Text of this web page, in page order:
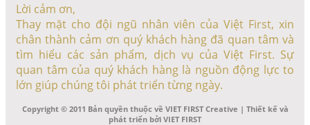
Lời cảm ơn,
Thay mặt cho đội ngũ nhân viên của Việt First, xin
chân thành cảm ơn quý khách hàng đã quan tâm và
tìm hiểu các sản phẩm, dịch vụ của Việt First. Sự
quan tâm của quý khách hàng là nguồn động lực to
lớn giúp chúng tôi phát triển từng ngày.
Copyright © 2011 Bản quyền thuộc về VIET FIRST Creative | Thiết kế và
phát triển bởi VIET FIRST